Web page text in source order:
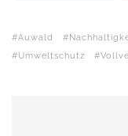
Auwald
Umweltschutz